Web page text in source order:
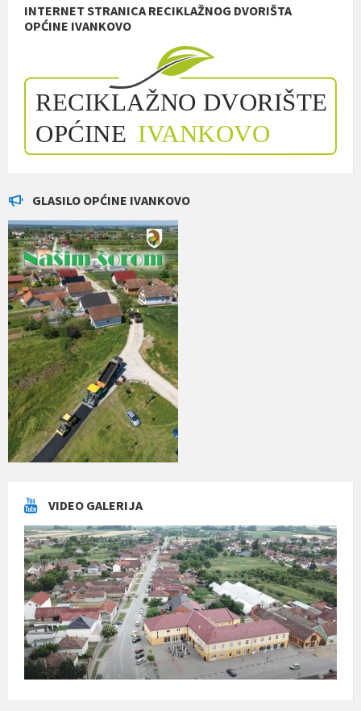
INTERNET STRANICA RECIKLAŽNOG DVORIŠTA
OPĆINE IVANKOVO
GLASILO OPĆINE IVANKOVO
VIDEO GALERIJA